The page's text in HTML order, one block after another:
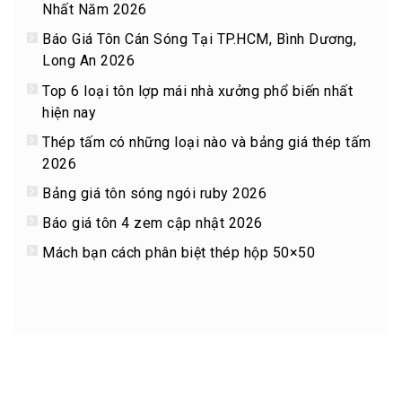
Nhất Năm 2026
Báo Giá Tôn Cán Sóng Tại TP.HCM, Bình Dương,
Long An 2026
Top 6 loại tôn lợp mái nhà xưởng phổ biến nhất
hiện nay
Thép tấm có những loại nào và bảng giá thép tấm
2026
Bảng giá tôn sóng ngói ruby 2026
Báo giá tôn 4 zem cập nhật 2026
Mách bạn cách phân biệt thép hộp 50×50